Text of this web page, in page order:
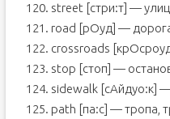
120. street [стри:т] —
121. road [рОуд] —
122. crossroads
123. stop [стоп] —
124. sidewalk [сАйдуо:к]
125. path [па:с] — тропа,